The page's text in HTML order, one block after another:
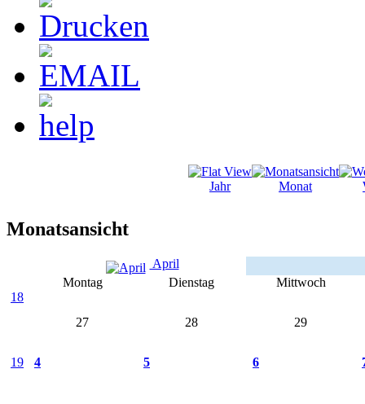
Jahr Monat
Monatsansicht
April
Montag
Dienstag
Mittwoch
18
27
28 29
19 4 5 6